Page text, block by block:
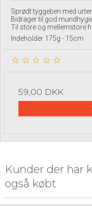
Sprødt tyggeben med urter.
Bidrager til god
Til store og mellemstore
Indeholder 175g - 15cm
59,00 DKK
Kunder der har
også købt